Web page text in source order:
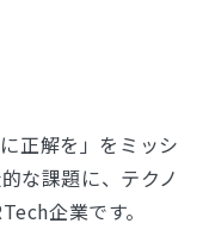
正解を」をミッシ
な課題に、テクノ
企業です。